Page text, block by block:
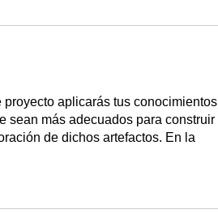
aplicarás tus conocimientos
sean más adecuados para construir
de dichos artefactos. En la